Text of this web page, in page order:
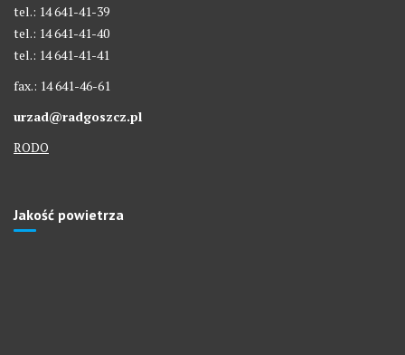
tel.: 14 641-41-39
tel.: 14 641-41-40
tel.: 14 641-41-41
fax.: 14 641-46-61
urzad@radgoszcz.pl
RODO
Jakość powietrza